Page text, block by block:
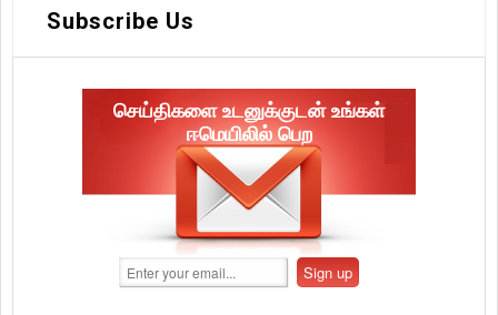
Subscribe Us
செய்திகளை உடனுக்குடன் உங்கள்
ஈமெயிலில் பெற